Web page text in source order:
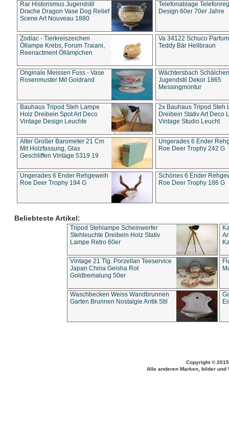
Rar Historismus Jugendstil
Drache Dragon Vase Dog Relief
Scene Art Nouveau 1880
Telefonablage
Design 60er 70er Jahre
Zodiac - Tierkreiszeichen
Öllampe Krebs, Forum Traiani,
Reenactment Öllämpchen
Va 34122 Schuco
Teddy Bär Hellbraun
Originale Meissen Fuss - Vase
Rosenmuster Mit Goldrand
Wächtersbach Schälchen
Jugendstil Dekor 1865
Messingmontur
Bauhaus Tripod Steh Lampe
Holz Dreibein Spot Art Deco
Vintage Design Leuchte
2x Bauhaus Tripod Steh
Dreibein Stativ Art Deco
Vintage Studio Leucht
Alter Großer Barometer 21 Cm
Mit Holzfassung, Glas
Geschliffen Vintage 5319 19
Ungerades 6 Ender
Roe Deer Trophy 242 G
Ungerades 6 Ender Rehgeweih
Roe Deer Trophy 194 G
Schönes 6 Ender
Roe Deer Trophy 186 G
Beliebteste Artikel:
Tripod Stehlampe Scheinwerfer
Stehleuchte Dreibein Holz Stativ
Lampe Retro 60er
Vintage 21 Tlg. Porzellan Teeservice
Japan China Geisha Rot
Goldbemalung 50er
Waschbecken Weiss Wandbrunnen
Garten Brunnen Nostalgie Antik Stil
Copyright ©
Alle anderen Marken, bilder und